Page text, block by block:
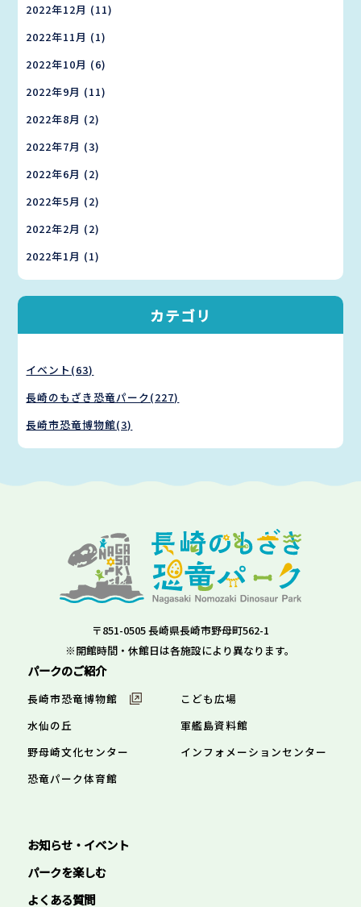
2022年12月 (11)
2022年11月 (1)
2022年10月 (6)
2022年9月 (11)
2022年8月 (2)
2022年7月 (3)
2022年6月 (2)
2022年5月 (2)
2022年2月 (2)
2022年1月 (1)
カテゴリ
イベント(63)
長崎のもざき恐竜パーク(227)
長崎市恐竜博物館(3)
〒851-0505 長崎県長崎市野母町562-1
※開館時間・休館日は各施設により異なります。
パークのご紹介
長崎市恐竜博物館
こども広場
水仙の丘
軍艦島資料館
野母崎文化センター
インフォメーションセンター
恐竜パーク体育館
お知らせ・イベント
パークを楽しむ
よくある質問